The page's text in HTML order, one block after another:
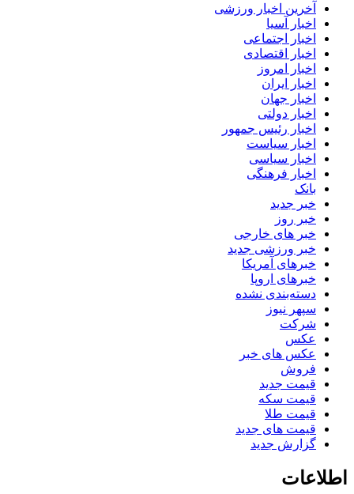
آخرین اخبار ورزشی
اخبار آسیا
اخبار اجتماعی
اخبار اقتصادی
اخبار امروز
اخبار ایران
اخبار جهان
اخبار دولتی
اخبار رئیس جمهور
اخبار سیاست
اخبار سیاسی
اخبار فرهنگی
بانک
خبر جدید
خبر روز
خبر های خارجی
خبر ورزشی جدید
خبرهای آمریکا
خبرهای اروپا
دسته‌بندی نشده
سپهر نیوز
شرکت
عکس
عکس های خبر
فروش
قیمت جدید
قیمت سکه
قیمت طلا
قیمت های جدید
گزارش جدید
اطلاعات